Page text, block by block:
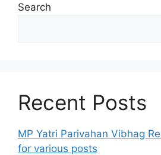
Search
Recent Posts
MP Yatri Parivahan Vibhag
for various posts